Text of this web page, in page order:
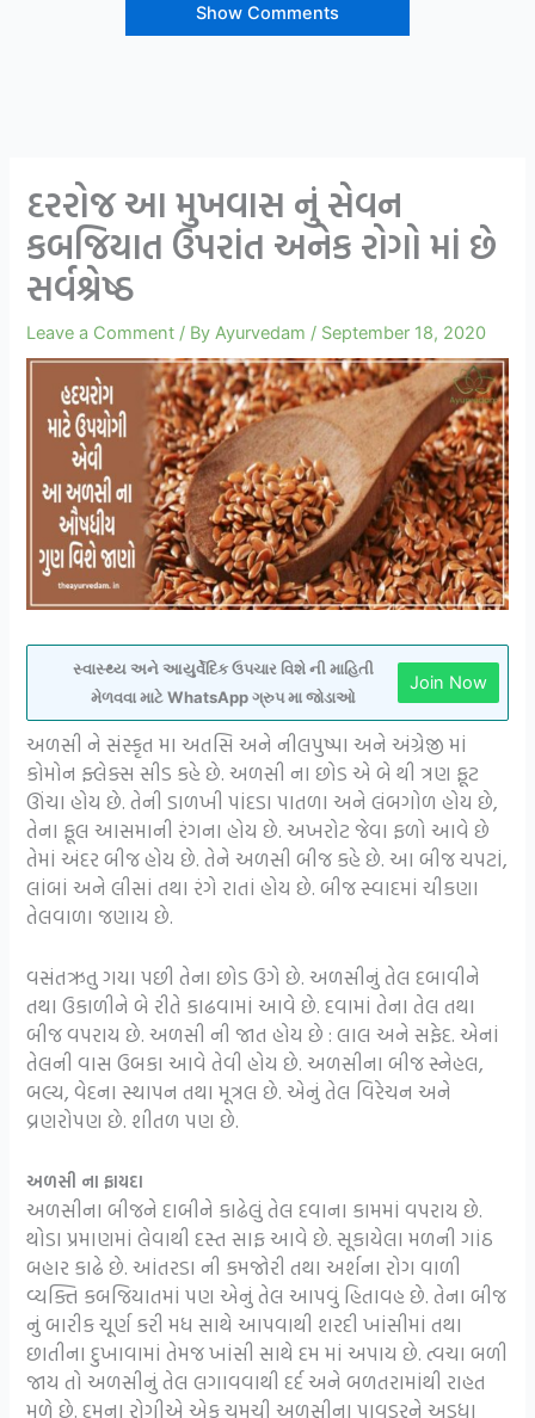
Show Comments
દરરોજ આ મુખવાસ નું સેવન
કબજિયાત ઉપરાંત અનેક રોગો માં છે
સર્વશ્રેષ્ઠ
Leave a Comment / ByAyurvedam / September 18, 2020
સ્વાસ્થ્ય અને આયુર્વેદિક ઉપચાર વિશે ની માહિતી
મેળવવા માટે WhatsApp ગ્રુપ મા જોડાઓ
Join Now
અળસી ને સંસ્કૃત મા અતસિ અને નીલપુષ્પા અને અંગ્રેજી માં
કોમોન ફ્લેક્સ સીડ કહે છે. અળસી ના છોડ એ બે થી ત્રણ ફૂટ
ઊંચા હોય છે. તેની ડાળખી પાંદડા પાતળા અને લંબગોળ હોય છે,
તેના ફૂલ આસમાની રંગના હોય છે. અખરોટ જેવા ફળો આવે છે
તેમાં અંદર બીજ હોય છે. તેને અળસી બીજ કહે છે. આ બીજ ચપટાં,
લાંબાં અને લીસાં તથા રંગે રાતાં હોય છે. બીજ સ્વાદમાં ચીકણા
તેલવાળા જણાય છે.
વસંતઋતુ ગયા પછી તેના છોડ ઉગે છે. અળસીનું તેલ દબાવીને
તથા ઉકાળીને બે રીતે કાઢવામાં આવે છે. દવામાં તેના તેલ તથા
બીજ વપરાય છે. અળસી ની જાત હોય છે : લાલ અને સફેદ. એનાં
તેલની વાસ ઉબકા આવે તેવી હોય છે. અળસીના બીજ સ્નેહલ,
બલ્ય, વેદના સ્થાપન તથા મૂત્રલ છે. એનું તેલ વિરેચન અને
વ્રણરોપણ છે. શીતળ પણ છે.
અળસી ના ફાયદા
અળસીના બીજને દાબીને કાઢેલું તેલ દવાના કામમાં વપરાય છે.
થોડા પ્રમાણમાં લેવાથી દસ્ત સાફ આવે છે. સૂકાયેલા મળની ગાંઠ
બહાર કાઢે છે. આંતરડા ની કમજોરી તથા અર્શના રોગ વાળી
વ્યક્તિ કબજિયાતમાં પણ એનું તેલ આપવું હિતાવહ છે. તેના બીજ
નું બારીક ચૂર્ણ કરી મધ સાથે આપવાથી શરદી ખાંસીમાં તથા
છાતીના દુખાવામાં તેમજ ખાંસી સાથે દમ માં અપાય છે. ત્વચા બળી
જાય તો અળસીનું તેલ લગાવવાથી દર્દ અને બળતરામાંથી રાહત
મળે છે. દમના રોગીએ એક ચમચી અળસીના પાવડરને અડધા